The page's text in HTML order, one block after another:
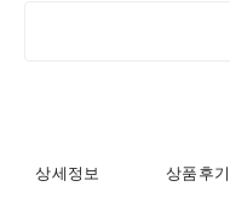
상세정보 상품후기